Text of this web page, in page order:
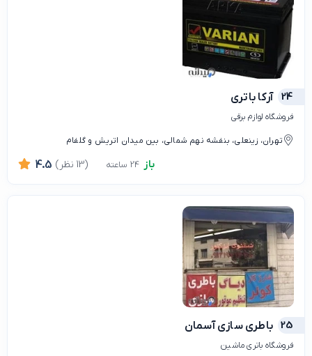
24 آرکا باتری
فروشگاه لوازم برقی
تهران، زینعلی، بنفشه نهم شمالی، بین میدان اتریش و گلفام
باز 4.5 (13 نظر)
25 باطری سازی آسمان
فروشگاه باتری ماشین